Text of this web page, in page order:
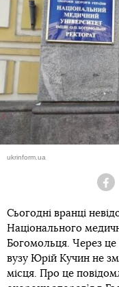
ukrinform.ua
Сьогодні вранці
Національного
Богомольця. Через це
вузу Юрій Кучин не
місця. Про це